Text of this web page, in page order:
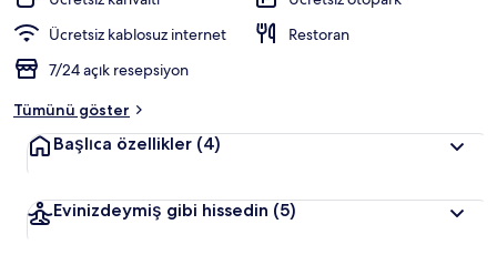
Ücretsiz kablosuz internet
Restoran
7/24 açık resepsiyon
Tümünü göster
Başlıca özellikler (4)
Evinizdeymiş gibi hissedin (5)